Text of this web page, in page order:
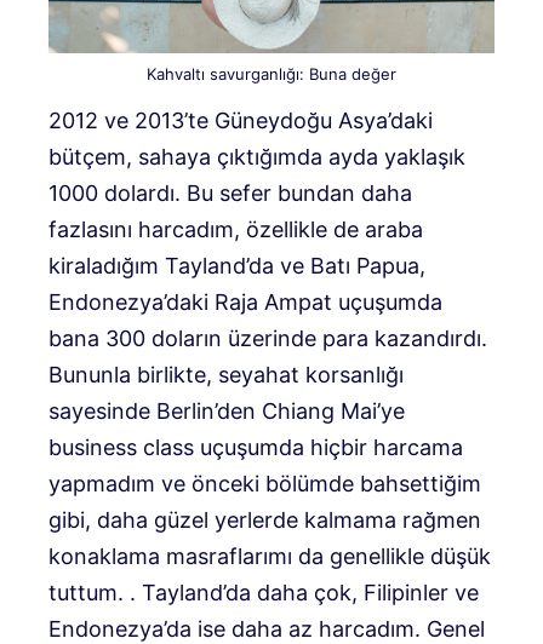
Kahvaltı savurganlığı: Buna değer
2012 ve 2013’te Güneydoğu Asya’daki
bütçem, sahaya çıktığımda ayda yaklaşık
1000 dolardı. Bu sefer bundan daha
fazlasını harcadım, özellikle de araba
kiraladığım Tayland’da ve Batı Papua,
Endonezya’daki Raja Ampat uçuşumda
bana 300 doların üzerinde para kazandırdı.
Bununla birlikte, seyahat korsanlığı
sayesinde Berlin’den Chiang Mai’ye
business class uçuşumda hiçbir harcama
yapmadım ve önceki bölümde bahsettiğim
gibi, daha güzel yerlerde kalmama rağmen
konaklama masraflarımı da genellikle düşük
tuttum. . Tayland’da daha çok, Filipinler ve
Endonezya’da ise daha az harcadım. Genel